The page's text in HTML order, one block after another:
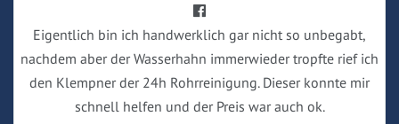
Eigentlich bin ich handwerklich gar nicht so unbegabt,
nachdem aber der Wasserhahn immerwieder tropfte rief ich
den Klempner der 24h Rohrreinigung. Dieser konnte mir
schnell helfen und der Preis war auch ok.